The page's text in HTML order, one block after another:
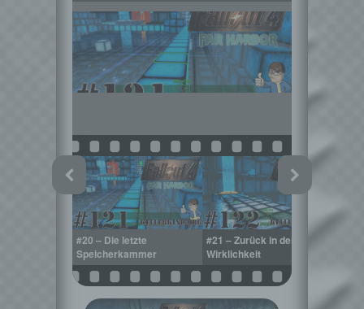
#20 – Die letzte
Speicherkammer
#21 – Zurück in der
Wirklichkeit